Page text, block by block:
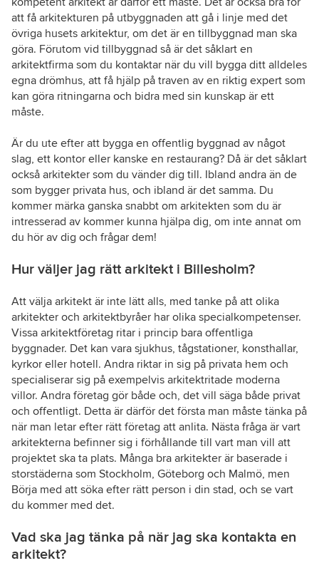
att få arkitekturen på utbyggnaden att gå i linje med det
övriga husets arkitektur, om det är en tillbyggnad man ska
göra. Förutom vid tillbyggnad så är det såklart en
arkitektfirma som du kontaktar när du vill bygga ditt alldeles
egna drömhus, att få hjälp på traven av en riktig expert som
kan göra ritningarna och bidra med sin kunskap är ett
måste.
Är du ute efter att bygga en offentlig byggnad av något
slag, ett kontor eller kanske en restaurang? Då är det såklart
också arkitekter som du vänder dig till. Ibland andra än de
som bygger privata hus, och ibland är det samma. Du
kommer märka ganska snabbt om arkitekten som du är
intresserad av kommer kunna hjälpa dig, om inte annat om
du hör av dig och frågar dem!
Hur väljer jag rätt arkitekt i Billesholm?
Att välja arkitekt är inte lätt alls, med tanke på att olika
arkitekter och arkitektbyråer har olika specialkompetenser.
Vissa arkitektföretag ritar i princip bara offentliga
byggnader. Det kan vara sjukhus, tågstationer, konsthallar,
kyrkor eller hotell. Andra riktar in sig på privata hem och
specialiserar sig på exempelvis arkitektritade moderna
villor. Andra företag gör både och, det vill säga både privat
och offentligt. Detta är därför det första man måste tänka på
när man letar efter rätt företag att anlita. Nästa fråga är vart
arkitekterna befinner sig i förhållande till vart man vill att
projektet ska ta plats. Många bra arkitekter är baserade i
storstäderna som Stockholm, Göteborg och Malmö, men
Börja med att söka efter rätt person i din stad, och se vart
du kommer med det.
Vad ska jag tänka på när jag ska kontakta en
arkitekt?